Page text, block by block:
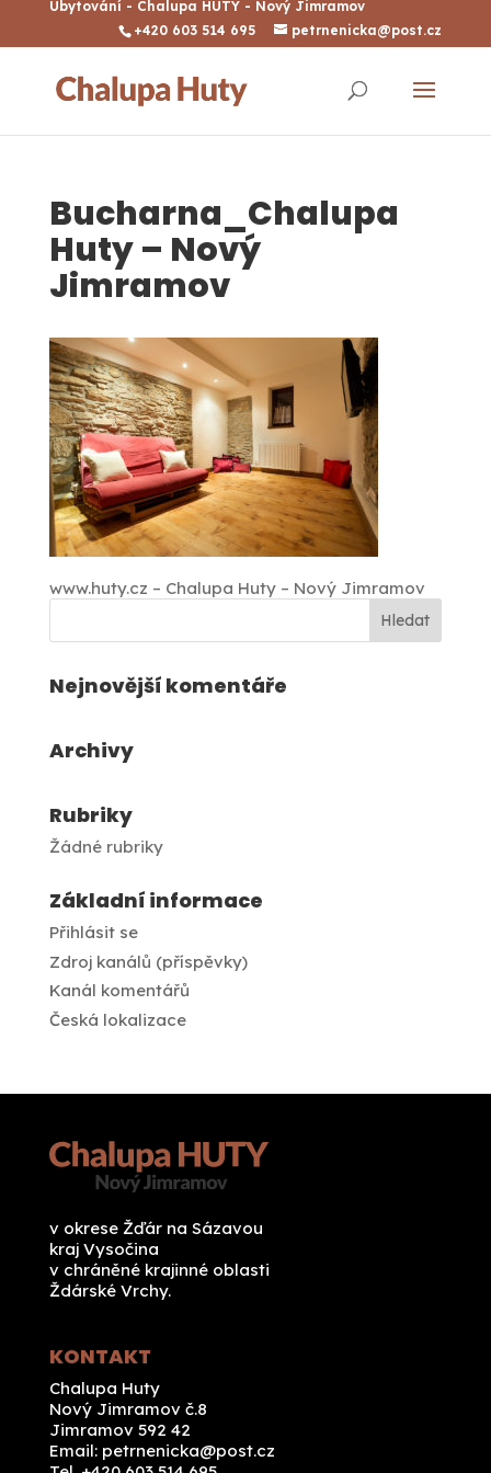
Ubytování - Chalupa HUTY - Nový Jimramov
+420 603 514 695
petrnenicka@post.cz
Bucharna_Chalupa
Huty – Nový
Jimramov
www.huty.cz – Chalupa Huty – Nový Jimramov
Nejnovější komentáře
Archivy
Rubriky
Žádné rubriky
Základní informace
Přihlásit se
Zdroj kanálů (příspěvky)
Kanál komentářů
Česká lokalizace
v okrese Žďár na Sázavou
kraj Vysočina
v chráněné krajinné oblasti
Ždárské Vrchy.
KONTAKT
Chalupa Huty
Nový Jimramov č.8
Jimramov 592 42
Email: petrnenicka@post.cz